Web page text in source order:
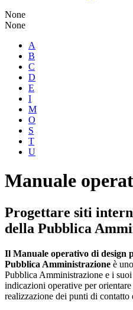
None
None
A
B
C
D
E
I
M
O
S
T
U
Manuale
Progettare siti
della Pubblica
Il Manuale operativo di design
Pubblica Amministrazione è
Pubblica Amministrazione e i
indicazioni operative per
realizzazione dei punti di